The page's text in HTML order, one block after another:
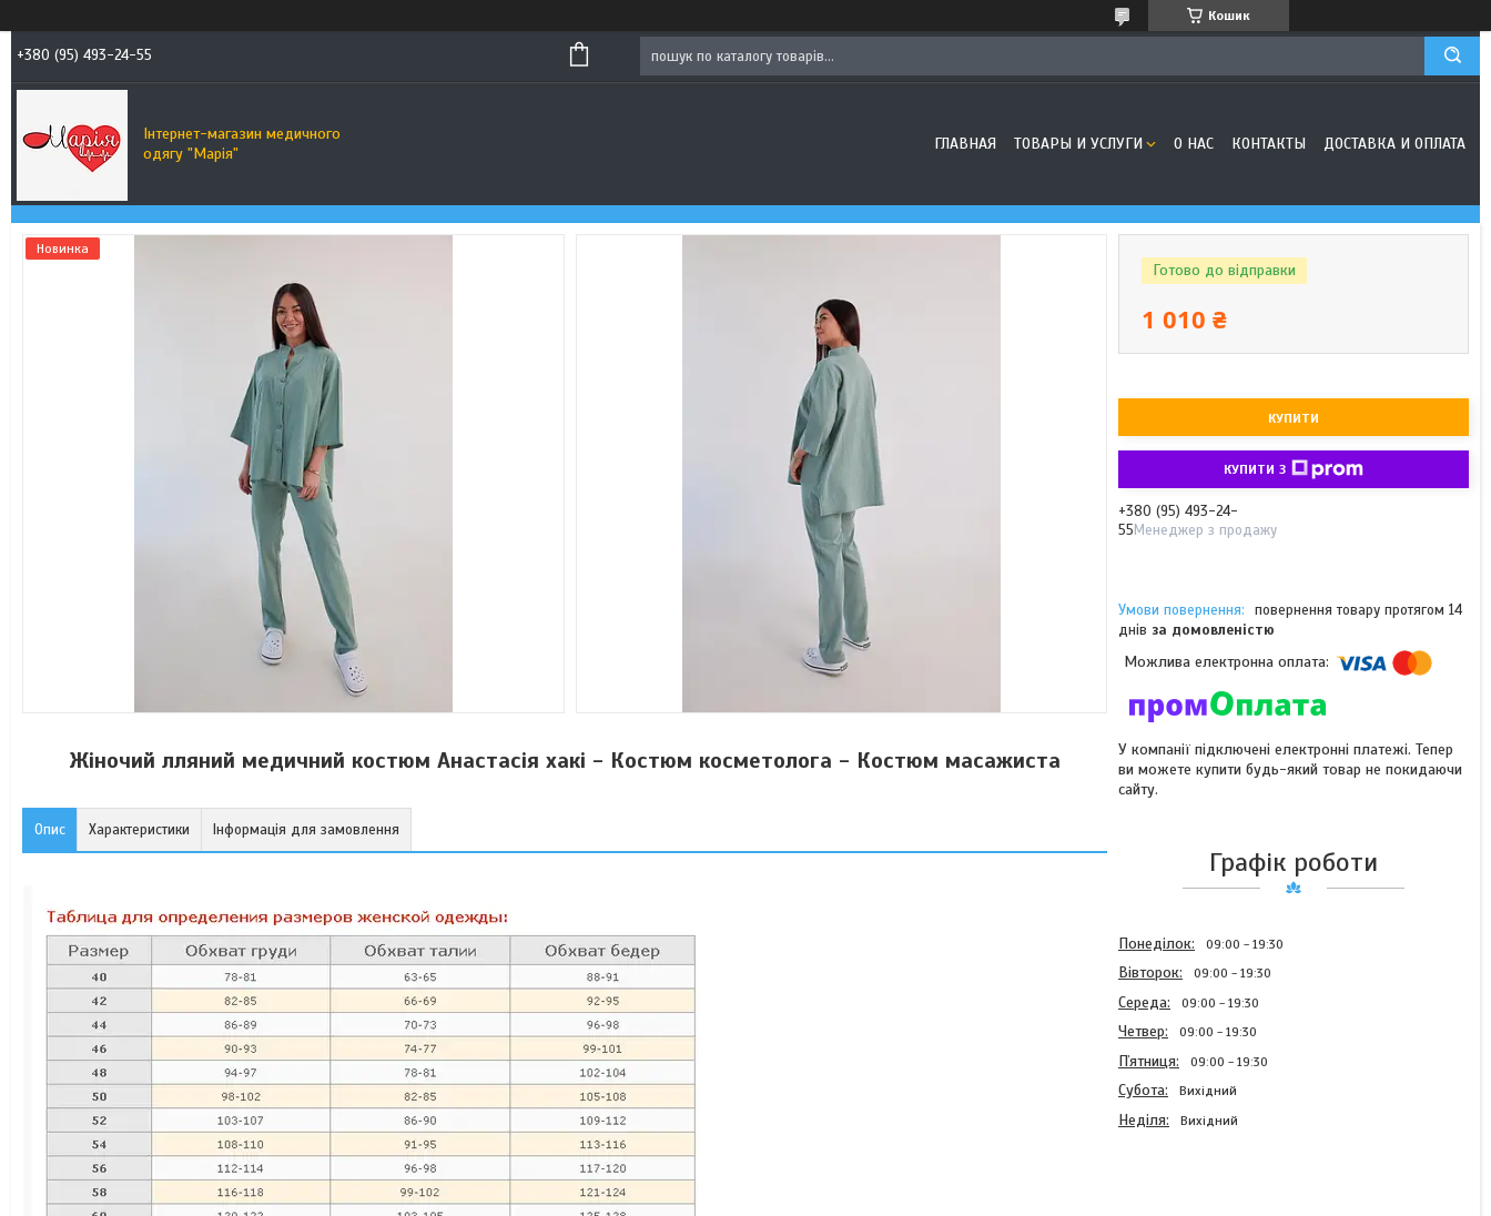
Кошик
+380 (95) 493-24-55
Інтернет-магазин медичного
одягу "Марія"
ГЛАВНАЯ ТОВАРЫ И УСЛУГИ О НАС КОНТАКТЫ ДОСТАВКА И ОПЛАТА
Новинка
Жіночий лляний медичний костюм Анастасія хакі - Костюм косметолога - Костюм масажиста
Опис Характеристики Інформація для замовлення
Готово до відправки
1 010 ₴
КУПИТИ
КУПИТИ З
+380 (95) 493-24-
55Менеджер з продажу
повернення товару протягом 14
днів за домовленістю
У компанії підключені електронні платежі. Тепер
ви можете купити будь-який товар не покидаючи
сайту.
Графік роботи
Понеділок 09:00 19:30
Вівторок 09:00 19:30
Середа 09:00 19:30
Четвер 09:00 19:30
Пʼятниця 09:00 19:30
Субота Вихідний
Неділя Вихідний